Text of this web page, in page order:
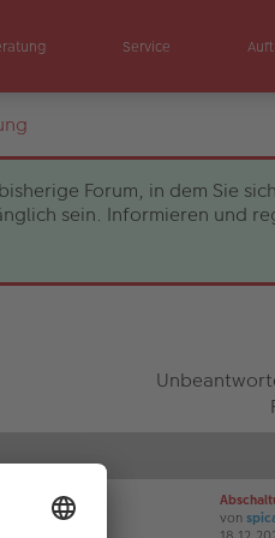
Service
Forum, in dem Sie
sein. Informieren und
von